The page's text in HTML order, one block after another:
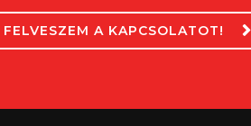
FELVESZEM A KAPCSOLATOT!